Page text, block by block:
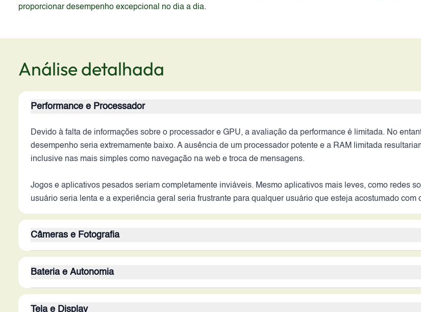
proporcionar desempenho excepcional no dia a dia.
Análise detalhada
Performance e Processador
Devido à falta de informações sobre o processador e GPU, a avaliação da performance é limitada. No
desempenho seria extremamente baixo. A ausência de um processador potente e a RAM limitada
inclusive nas mais simples como navegação na web e troca de mensagens.
Jogos e aplicativos pesados seriam completamente inviáveis. Mesmo aplicativos mais leves, como redes
usuário seria lenta e a experiência geral seria frustrante para qualquer usuário que esteja acostumado
Câmeras e Fotografia
e a falta de estabilização óptica indicam que a qualidade das fotos e vídeos seria significativamente
ainda pior, com muito ruído e falta de detalhes.
Bateria e Autonomia
Tela e Display